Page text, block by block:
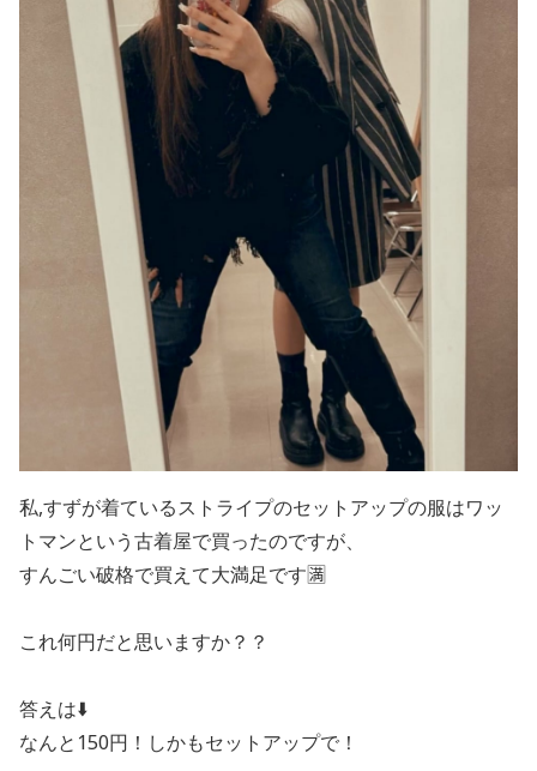
私,すずが着ているストライプのセットアップの服はワッ
トマンという古着屋で買ったのですが、
すんごい破格で買えて大満足です🈵
これ何円だと思いますか？？
答えは⬇️
なんと150円！しかもセットアップで！